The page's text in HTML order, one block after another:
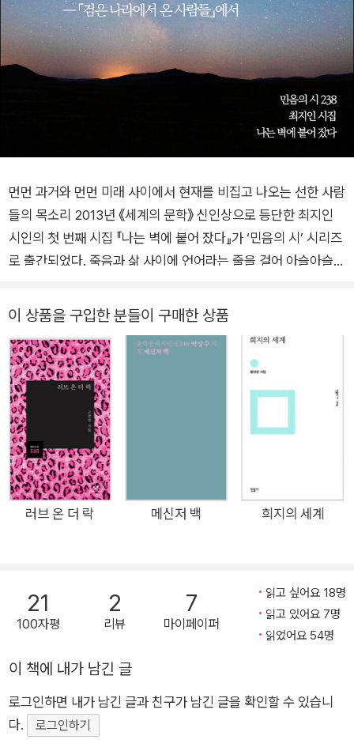
먼먼 과거와 먼먼 미래 사이에서 현재를 비집고 나오는 선한 사람
들의 목소리 2013년 《세계의 문학》 신인상으로 등단한 최지인
시인의 첫 번째 시집 『나는 벽에 붙어 잤다』가 ‘민음의 시’ 시리즈
로 출간되었다. 죽음과 삶 사이에 언어라는 줄을 걸어 아슬아슬한
세진 삶과 죽음의 진폭 앞에서도 외줄에 오르기를 망설이지 않는
이라는 두 개의 추로 중심을 잡는다. 그렇기에 최지인이 그리는
청년 세대의 빈곤 뒤에는 5·18 광주 민주화 운동이나 세월호를
상기시키는 시대의 죽음이 자리하고 있다. 젊은 시인의 정제된 언
어는 삶과 죽음, 개인과 시대를 오가며 담담한 슬픔과 애틋한 기
쁨을 표현해 낸다. 연인들의 공동체 우리는 아직 젊고 앞으로도
젊을 거야 그 때문에 고통받을 거야 버는 돈이 적어서 요절 따위
를 두려워해야 할 거야 혼자서 할 수 없는 일은 많다 그중 하나가
사라지는 일 거기서 보았던 그림 기억해? 나는 너와 손잡고 그림
천히 말라 죽어 가는 듯한 삶 앞에서 맞잡은 손을 놓지 않는다. 최
지인에게 이 연인들의 공동체는 더 이상 개인이 시대에 저항할 수
을 생생히 지켜보는 ‘네’가 있고, ‘나’ 역시 ‘너’의 고통을 가늠할
수 있다. 그들은 계속 삶을 두려워하며 살아가야 한다는 사실을
이해한다. 그럼에도 가장 작은 공동체이자 가장 애틋한 공동체는
서로의 고통에 고개 돌리지 않는다. 사랑하기를 멈추지 않는다.
이 상품을 구입한 분들이 구매한 상품
러브 온 더 락 메신저 백 희지의 세계
21
100자평
2
리뷰
7
마이페이퍼
읽고 싶어요 18명
읽고 있어요 7명
읽었어요 54명
이 책에 내가 남긴 글
로그인하면 내가 남긴 글과 친구가 남긴 글을 확인할 수 있습니
다.
로그인하기